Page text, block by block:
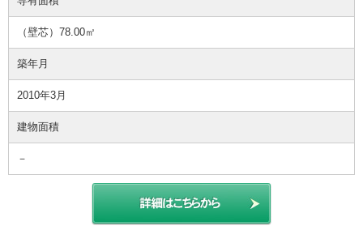
（壁芯）78.00㎡
築年月
2010年3月
建物面積
－